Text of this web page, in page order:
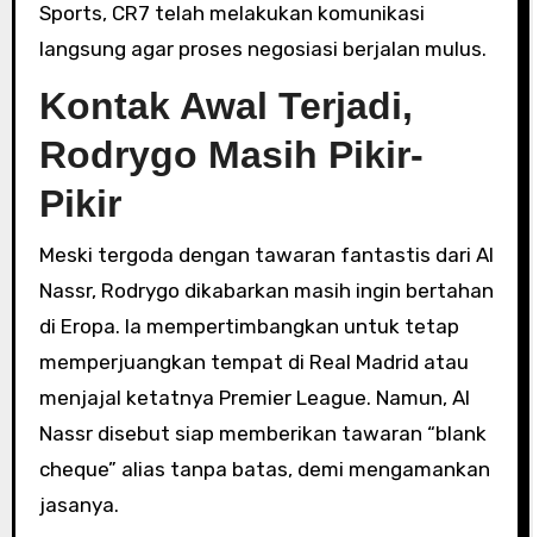
Sports, CR7 telah melakukan komunikasi
langsung agar proses negosiasi berjalan mulus.
Kontak Awal Terjadi,
Rodrygo Masih Pikir-
Pikir
Meski tergoda dengan tawaran fantastis dari Al
Nassr, Rodrygo dikabarkan masih ingin bertahan
di Eropa. Ia mempertimbangkan untuk tetap
memperjuangkan tempat di Real Madrid atau
menjajal ketatnya Premier League. Namun, Al
Nassr disebut siap memberikan tawaran “blank
cheque” alias tanpa batas, demi mengamankan
jasanya.